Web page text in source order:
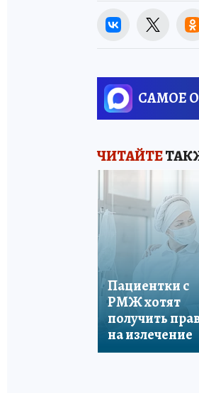
САМОЕ
ЧИТАЙТЕ
Пациентки с
РМЖ хотят
получить
на излечение